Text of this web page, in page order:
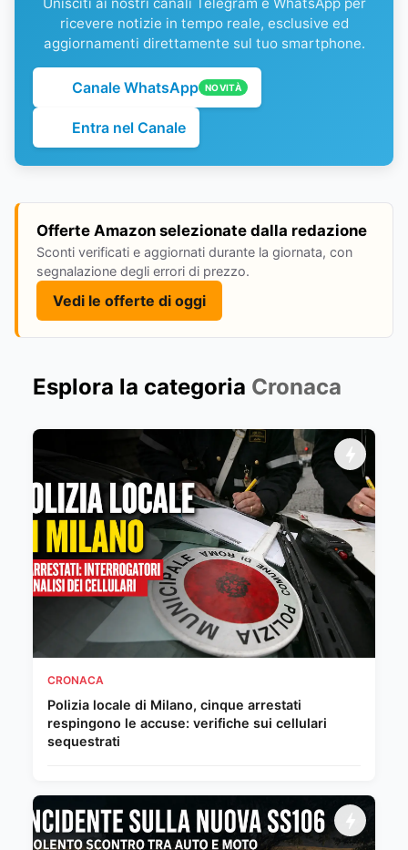
Unisciti ai nostri canali Telegram e WhatsApp per
ricevere notizie in tempo reale, esclusive ed
aggiornamenti direttamente sul tuo smartphone.
Canale WhatsApp NOVITÀ
Entra nel Canale
Offerte Amazon selezionate dalla redazione
Sconti verificati e aggiornati durante la giornata, con
segnalazione degli errori di prezzo.
Vedi le offerte di oggi
Esplora la categoria Cronaca
CRONACA
Polizia locale di Milano, cinque arrestati
respingono le accuse: verifiche sui cellulari
sequestrati